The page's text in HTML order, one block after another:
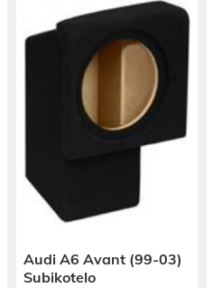
Audi A6 Avant (99-03)
Subikotelo